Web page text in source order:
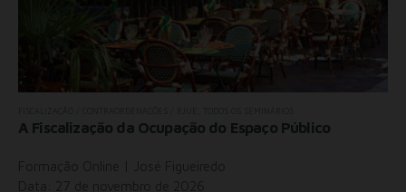
A Fiscalização da Ocupação do Espaço Público